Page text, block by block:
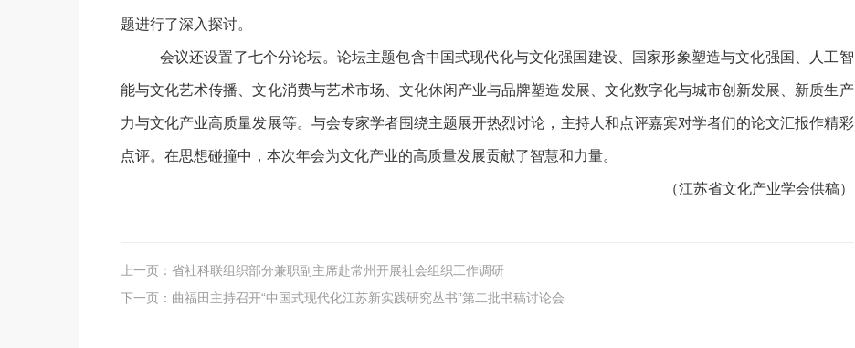
题进行了深入探讨。
会议还设置了七个分论坛。论坛主题包含中国式现代化与文化强国建设、国家形象塑造与文化强国、人工智
能与文化艺术传播、文化消费与艺术市场、文化休闲产业与品牌塑造发展、文化数字化与城市创新发展、新质生产
力与文化产业高质量发展等。与会专家学者围绕主题展开热烈讨论，主持人和点评嘉宾对学者们的论文汇报作精彩
点评。在思想碰撞中，本次年会为文化产业的高质量发展贡献了智慧和力量。
（江苏省文化产业学会供稿）
上一页： 省社科联组织部分兼职副主席赴常州开展社会组织工作调研
下一页： 曲福田主持召开“中国式现代化江苏新实践研究丛书”第二批书稿讨论会